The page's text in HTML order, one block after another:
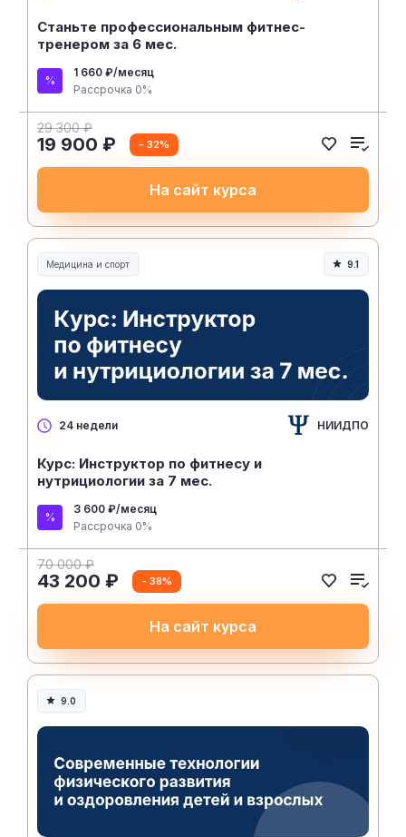
Станьте профессиональным фитнес-
тренером за 6 мес.
1 660 ₽/месяц
Рассрочка 0%
29 300 ₽
19 900 ₽ - 32%
На сайт курса
Медицина и спорт
Медицина, спорт и здоровье
9.1
24 недели НИИДПО
Курс: Инструктор по фитнесу и
нутрициологии за 7 мес.
3 600 ₽/месяц
Рассрочка 0%
70 000 ₽
43 200 ₽ - 38%
На сайт курса
9.0